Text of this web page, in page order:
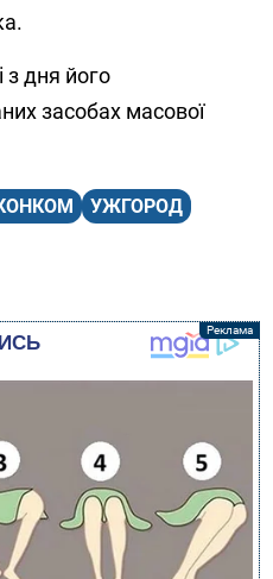
з дня його
засобах масової
УЖГОРОД